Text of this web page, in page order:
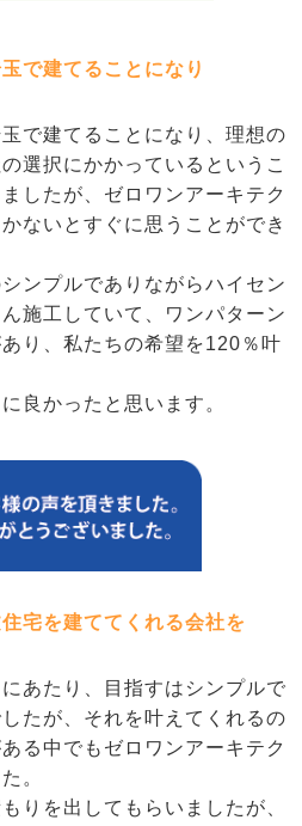
で建てることになり
で建てることになり、理想の
選択にかかっているというこ
したが、ゼロワンアーキテク
ないとすぐに思うことができ
ンプルでありながらハイセン
施工していて、ワンパターン
り、私たちの希望を120％叶
良かったと思います。
宅を建ててくれる会社を
あたり、目指すはシンプルで
たが、それを叶えてくれるの
る中でもゼロワンアーキテク
。
りを出してもらいましたが、